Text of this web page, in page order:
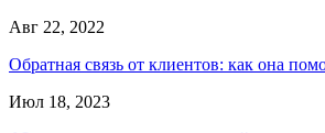
Авг 22, 2022
Обратная связь от клиентов: как она
Июл 18, 2023